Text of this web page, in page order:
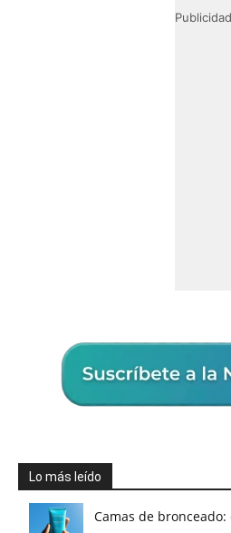
Publicidad
Lo más leído
Camas de